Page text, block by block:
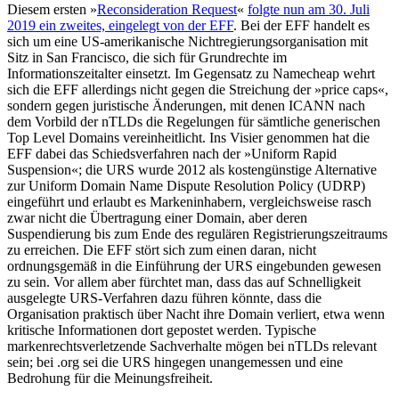
Diesem ersten »Reconsideration Request« folgte nun am 30. Juli
2019 ein zweites, eingelegt von der EFF. Bei der EFF handelt es
sich um eine US-amerikanische Nichtregierungsorganisation mit
Sitz in San Francisco, die sich für Grundrechte im
Informationszeitalter einsetzt. Im Gegensatz zu Namecheap wehrt
sich die EFF allerdings nicht gegen die Streichung der »price caps«,
sondern gegen juristische Änderungen, mit denen ICANN nach
dem Vorbild der nTLDs die Regelungen für sämtliche generischen
Top Level Domains vereinheitlicht. Ins Visier genommen hat die
EFF dabei das Schiedsverfahren nach der »Uniform Rapid
Suspension«; die URS wurde 2012 als kostengünstige Alternative
zur Uniform Domain Name Dispute Resolution Policy (UDRP)
eingeführt und erlaubt es Markeninhabern, vergleichsweise rasch
zwar nicht die Übertragung einer Domain, aber deren
Suspendierung bis zum Ende des regulären Registrierungszeitraums
zu erreichen. Die EFF stört sich zum einen daran, nicht
ordnungsgemäß in die Einführung der URS eingebunden gewesen
zu sein. Vor allem aber fürchtet man, dass das auf Schnelligkeit
ausgelegte URS-Verfahren dazu führen könnte, dass die
Organisation praktisch über Nacht ihre Domain verliert, etwa wenn
kritische Informationen dort gepostet werden. Typische
markenrechtsverletzende Sachverhalte mögen bei nTLDs relevant
sein; bei .org sei die URS hingegen unangemessen und eine
Bedrohung für die Meinungsfreiheit.